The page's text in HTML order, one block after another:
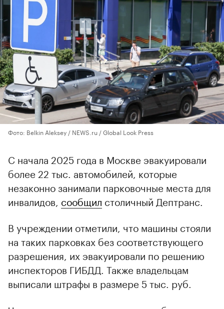
Фото: Belkin Aleksey / NEWS.ru / Global Look Press
С начала 2025 года в Москве эвакуировали
более 22 тыс. автомобилей, которые
незаконно занимали парковочные места для
инвалидов, сообщил столичный Дептранс.
В учреждении отметили, что машины стояли
на таких парковках без соответствующего
разрешения, их эвакуировали по решению
инспекторов ГИБДД. Также владельцам
выписали штрафы в размере 5 тыс. руб.